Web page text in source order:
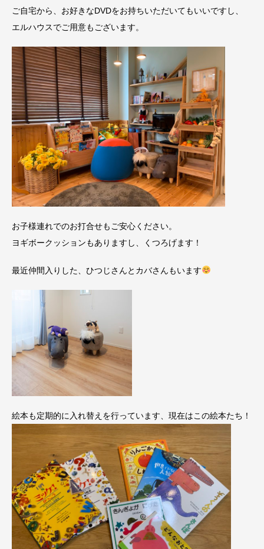
ご自宅から、お好きなDVDをお持ちいただいてもいいですし、
エルハウスでご用意もございます。
お子様連れでのお打合せもご安心ください。
ヨギボークッションもありますし、くつろげます！
最近仲間入りした、ひつじさんとカバさんもいます
絵本も定期的に入れ替えを行っています、現在はこの絵本たち！